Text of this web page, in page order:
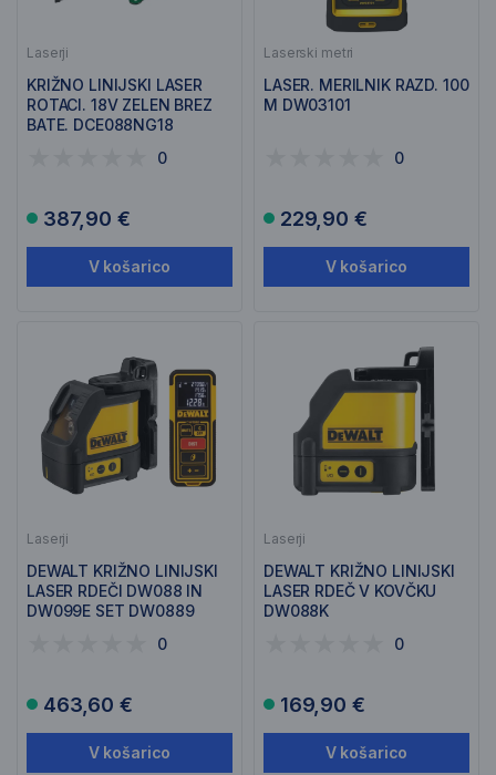
Laserji
KRIŽNO LINIJSKI LASER
ROTACI. 18V ZELEN BREZ
BATE. DCE088NG18
0
387,90 €
V košarico
Laserski metri
LASER. MERILNIK RAZD. 100
M DW03101
0
229,90 €
V košarico
Laserji
DEWALT KRIŽNO LINIJSKI
LASER RDEČI DW088 IN
DW099E SET DW0889
0
463,60 €
V košarico
Laserji
DEWALT KRIŽNO LINIJSKI
LASER RDEČ V KOVČKU
DW088K
0
169,90 €
V košarico